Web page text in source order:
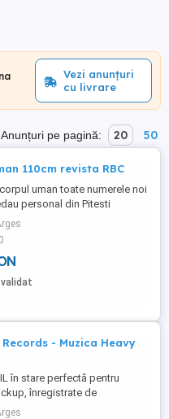
Vezi anunțuri
cu livrare
Anunțuri pe pagină: 20 50
110cm revista RBC
uman toate numerele noi
personal din Pitesti
ambalate în cutii
Records - Muzica Heavy
în stare perfectă pentru
înregistrate de
Records (USA) cu albume